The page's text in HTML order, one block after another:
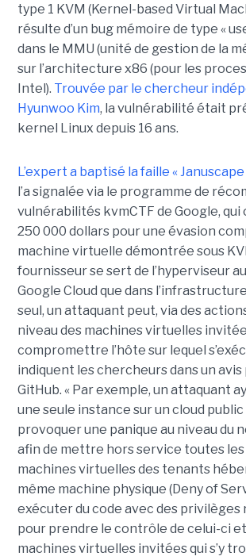
type 1 KVM (Kernel-based Virtual
résulte d’un bug mémoire de type «
dans le MMU (unité de gestion de la
sur l’architecture x86 (pour les
Intel). Trouvée par le chercheur
Hyunwoo Kim, la vulnérabilité était
kernel Linux depuis 16 ans.
L’expert a baptisé la faille « Januscape
l’a signalée via le programme de
vulnérabilités kvmCTF de Google, qui
250 000 dollars pour une évasion
machine virtuelle démontrée sous
fournisseur se sert de l’hyperviseur
Google Cloud que dans
seul, un attaquant peut, via des
niveau des machines virtuelles
compromettre l’hôte sur lequel
indiquent les chercheurs dans un avis
GitHub. « Par exemple, un attaquant
une seule instance sur un cloud
provoquer une panique au niveau du
afin de mettre hors service toutes
machines virtuelles des tenants
même machine physique (Deny of
exécuter du code avec des privilèges
pour prendre le contrôle de celui-ci
machines virtuelles invitées qui s’y